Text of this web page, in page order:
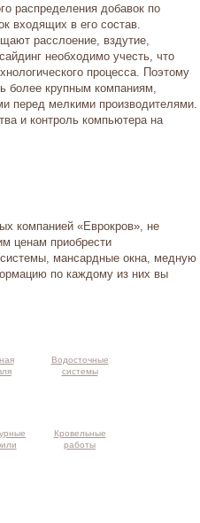
распределения добавок по
входящих в его состав.
расслоение, вздутие,
необходимо учесть, что
процесса. Поэтому
более крупным компаниям,
перед мелкими производителями.
и контроль компьютера на
компанией «Еврокров», не
ценам приобрести
мансардные окна, медную
по каждому из них вы
Водосточные
системы
Кровельные
работы